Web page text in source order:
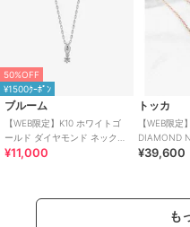
50%OFF
¥1500ｸｰﾎﾟﾝ
ブルーム
【WEB限定】K10 ホワイトゴ
ールド ダイヤモンド ネックレ
ス
¥11,000
トッカ
【WEB限定
DIAMOND
イヤモンド
¥39,600
も